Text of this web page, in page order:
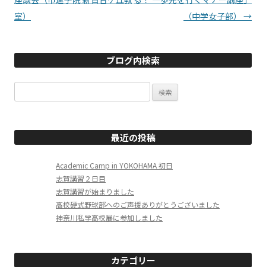
室）
（中学女子部） →
ブログ内検索
索:
最近の投稿
Academic Camp in YOKOHAMA 初日
志賀講習２日目
志賀講習が始まりました
高校硬式野球部へのご声援ありがとうございました
神奈川私学高校展に参加しました
カテゴリー